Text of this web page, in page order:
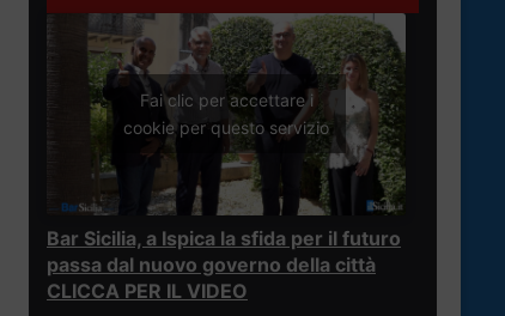
Fai clic per accettare i
cookie per questo servizio
Bar Sicilia, a Ispica la sfida per il futuro
passa dal nuovo governo della città
CLICCA PER IL VIDEO